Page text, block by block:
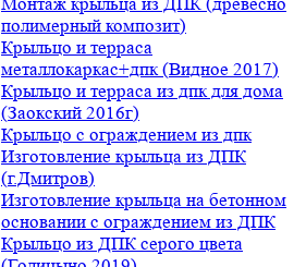
полимерный композит)
Крыльцо и терраса
металлокаркас+дпк (Видное 2017)
Крыльцо и терраса из дпк для дома
(Заокский 2016г)
Крыльцо с ограждением из дпк
Изготовление крыльца из ДПК
(г.Дмитров)
Изготовление крыльца на бетонном
основании с ограждением из ДПК
Крыльцо из ДПК серого цвета